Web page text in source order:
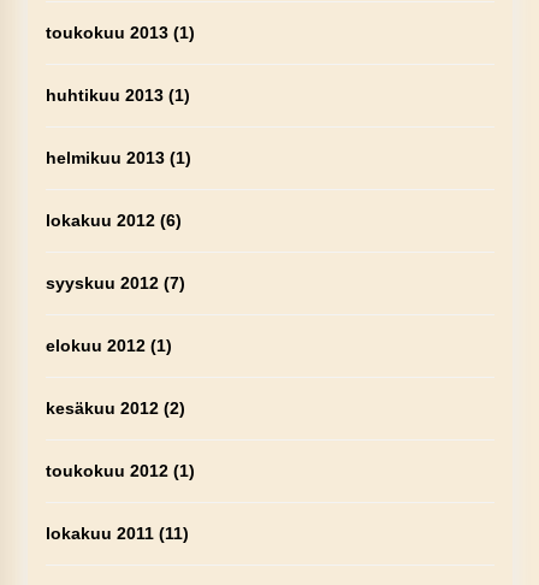
toukokuu 2013(1)
huhtikuu 2013(1)
helmikuu 2013(1)
lokakuu 2012(6)
syyskuu 2012(7)
elokuu 2012(1)
kesäkuu 2012(2)
toukokuu 2012(1)
lokakuu 2011(11)